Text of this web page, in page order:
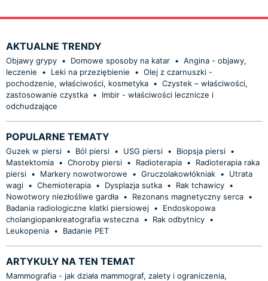
AKTUALNE TRENDY
Objawy grypy • Domowe sposoby na katar • Angina - objawy,
leczenie
• Leki na przeziębienie • Olej z czarnuszki -
pochodzenie, właściwości, kosmetyka • Czystek – właściwości,
zastosowanie czystka •
Imbir - właściwości lecznicze i
odchudzające
POPULARNE TEMATY
Guzek w piersi • Ból piersi • USG piersi • Biopsja piersi •
Mastektomia • Choroby piersi • Radioterapia •
Radioterapia raka
piersi • Markery nowotworowe • Gruczolakowłókniak •
Utrata
wagi • Chemioterapia • Dysplazja sutka • Rak tchawicy •
Nowotwory niezłośliwe gardła • Rezonans magnetyczny serca •
Badania radiologiczne klatki piersiowej •
Endoskopowa
cholangiopankreatografia wsteczna • Rak odbytnicy •
Leukopenia • Badanie PET
ARTYKUŁY NA TEN TEMAT
Mammografia - jak działa mammograf, zalety i ograniczenia,